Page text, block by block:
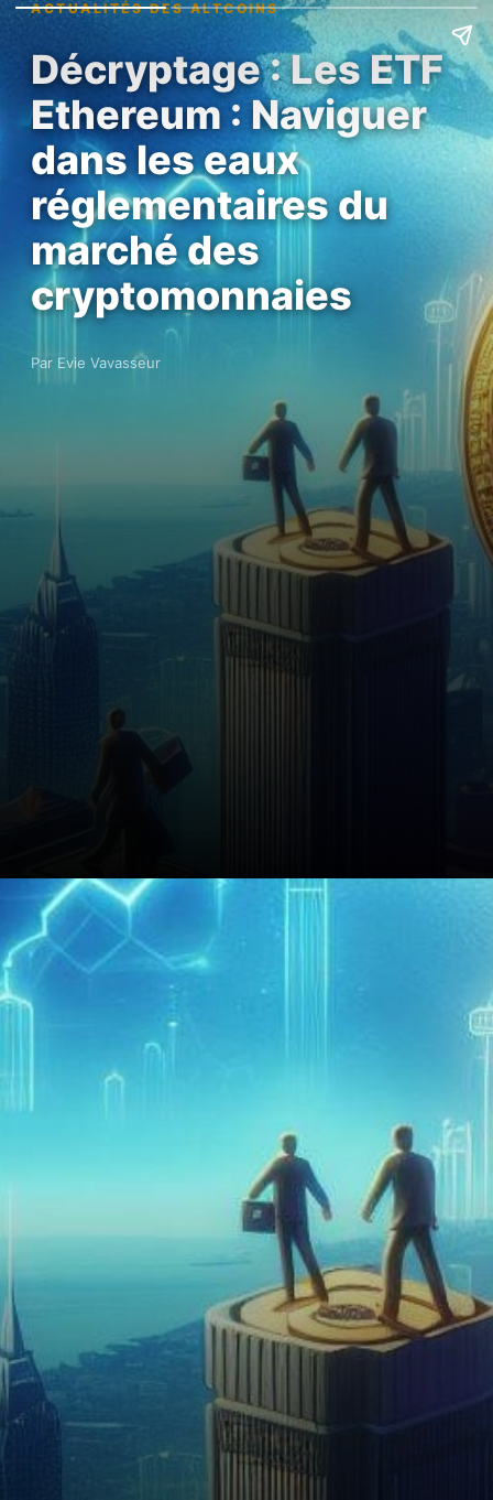
ACTUALITÉS DES ALTCOINS
Décryptage : Les ETF
Ethereum : Naviguer
dans les eaux
réglementaires du
marché des
cryptomonnaies
Par Evie Vavasseur